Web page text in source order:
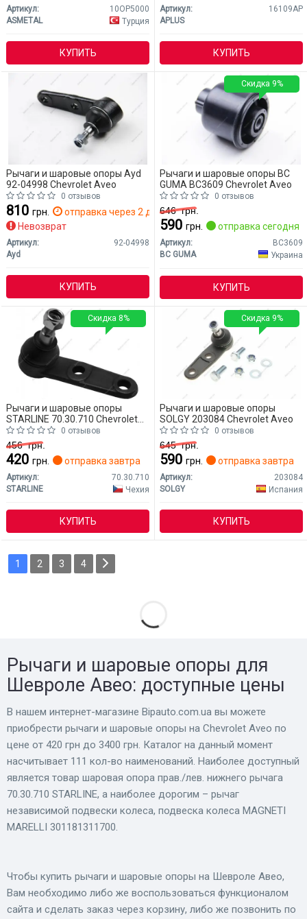
Артикул:
10OP5000
ASMETAL
Турция
КУПИТЬ
Артикул:
16109AP
APLUS
КУПИТЬ
Рычаги и шаровые опоры Ayd
92-04998 Chevrolet Aveo
0 отзывов
810 грн.
отправка через 2 дн.
Невозврат
Артикул:
92-04998
Ayd
КУПИТЬ
Рычаги и шаровые опоры BC
GUMA BC3609 Chevrolet Aveo
0 отзывов
646грн.
590 грн. отправка сегодня
Артикул:
BC3609
BC GUMA
Украина
КУПИТЬ
Скидка 9%
Рычаги и шаровые опоры
STARLINE 70.30.710 Chevrolet
Aveo
0 отзывов
456грн.
420 грн. отправка завтра
Артикул:
70.30.710
STARLINE
Чехия
КУПИТЬ
Скидка 8%
Рычаги и шаровые опоры
SOLGY 203084 Chevrolet Aveo
0 отзывов
645грн.
590 грн. отправка завтра
Артикул:
203084
SOLGY
Испания
КУПИТЬ
Скидка 9%
1 2 3 4
Рычаги и шаровые опоры для
Шевроле Авео: доступные цены
В нашем интернет-магазине Bіpauto.com.ua вы можете
приобрести рычаги и шаровые опоры на Chevrolet Aveo по
цене от 420 грн до 3400 грн. Каталог на данный момент
насчитывает 111 кол-во наименований. Наиболее доступный
является товар шаровая опора прав./лев. нижнего рычага
70.30.710 STARLINE, а наиболее дорогим – рычаг
независимой подвески колеса, подвеска колеса MAGNETI
MARELLI 301181311700.
Чтобы купить рычаги и шаровые опоры на Шевроле Авео,
Вам необходимо либо же воспользоваться функционалом
сайта и сделать заказ через корзину, либо же позвонить по